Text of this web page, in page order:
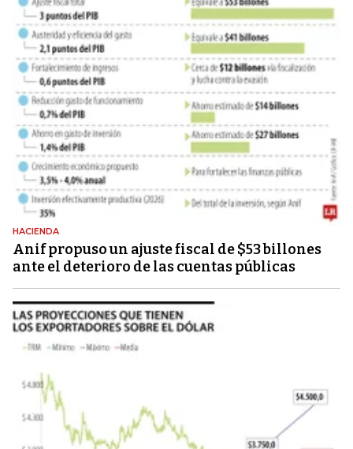
HACIENDA
Anif propuso un ajuste fiscal de $53 billones
ante el deterioro de las cuentas públicas